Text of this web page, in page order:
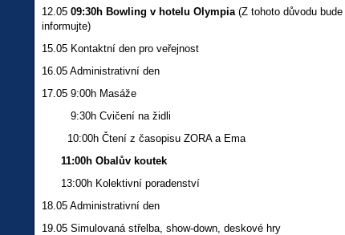
12.05 09:30h Bowling v hotelu Olympia (Z tohoto důvodu bude
informujte)
15.05 Kontaktní den pro veřejnost
16.05 Administrativní den
17.05 9:00h Masáže
9:30h Cvičení na židli
10:00h Čtení z časopisu ZORA a Ema
11:00h Obalův koutek
13:00h Kolektivní poradenství
18.05 Administrativní den
19.05 Simulovaná střelba, show-down, deskové hry